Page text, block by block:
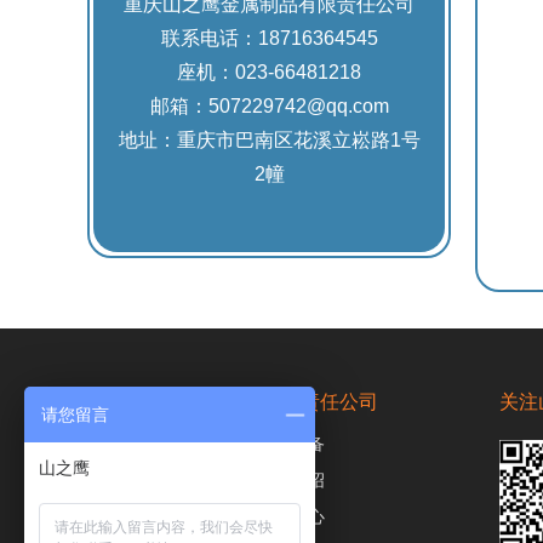
重庆山之鹰金属制品有限责任公司
联系电话：18716364545
座机：023-66481218
邮箱：507229742@qq.com
地址：重庆市巴南区花溪立崧路1号
2幢
重庆山之鹰金属制品有限责任公司
产品展示
加工设备
工程案例
厂家介绍
视频中心
新闻中心
关注
请您留言
山之鹰